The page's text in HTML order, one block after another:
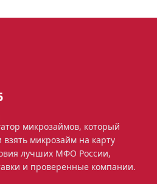
микрозаймов, который
микрозайм на карту
лучших МФО России,
и проверенные компании.